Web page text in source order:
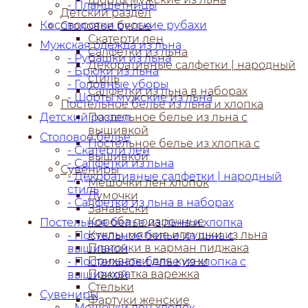
Детский раздел
Столовое белье
Скатерти лен
Салфетки из льна
Декоративные салфетки | народный
стиль
Салфетки из льна в наборах
Постельное белье из льна и хлопка
Постельное белье из льна с
вышивкой
Постельное белье из хлопка с
вышивкой
Сувениры
Мешочки лен хлопок
Думочки
Занавески
Короба подарочные
Куклы, мягкие игрушки из льна
Платочки в карман пиджака
Прихватки для кухни
Прихватка варежка
Стельки
Фартуки женские
- Планшетницы
Косоворотки русские рубахи
Мужская одежда из льна
- Рубашки из льна
- Брюки из льна
- Головные уборы
- Шорты мужские из льна
Детский раздел
Столовое белье
- Скатерти лен
- Салфетки из льна
- Декоративные салфетки | народный
стиль
- Салфетки из льна в наборах
Постельное белье из льна и хлопка
- Постельное белье из льна с
вышивкой
- Постельное белье из хлопка с
вышивкой
Сувениры